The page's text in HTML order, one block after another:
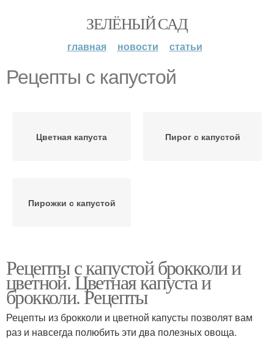
ЗЕЛЁНЫЙ САД
главная новости статьи
Рецепты с капустой
Цветная капуста Пирог с капустой
Пирожки с капустой
Рецепты с капустой брокколи и
цветной. Цветная капуста и
брокколи. Рецепты
Рецепты из брокколи и цветной капусты позволят вам
раз и навсегда полюбить эти два полезных овоща.